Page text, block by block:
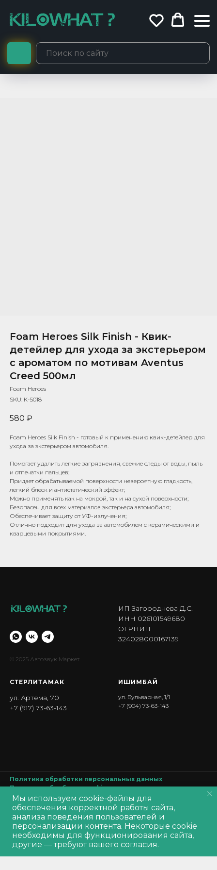
Foam Heroes Silk Finish - Квик-
детейлер для ухода за экстерьером
с ароматом по мотивам Aventus
Creed 500мл
Foam Heroes
SKU: К-5018
580 ₽
В корзину
Foam Heroes Silk Finish - готовый к применению квик-детейлер для
ухода за экстерьером автомобиля.
Помогает удалить легкие загрязнения, свежие следы от воды, пыль
и отпечатки пальцев;
Придает обрабатываемой поверхности невероятную гладкость,
легкий блеск и антистатический эффект;
Можно применять как на мокрой, так и на сухой поверхности;
Безопасен для всех материалов экстерьера автомобиля;
Обеспечивает защиту от УФ-излучения;
Отлично подходит для ухода за автомобилем с керамическими и
кварцевыми покрытиями.
© 2025 Автозвук Маркет
ИП Загороднева Д.С.
ИНН 026101549680
ОГРНИП
324028000167139
СТЕРЛИТАМАК
ул. Артема, 70
+7 (917) 73-63-143
ИШИМБА Й
ул. Бульварная, 1/1
+7 (904) 73-63-143
Политика обработки персональных данных
Политика обработкиcookie
Согласие на обработку персональных данных
Производитель оставляет за собой право изменять характеристики
товара, его внешний вид и комплектность без предварительного
уведомления продавца
Мы используем cookie-файлы для
обеспечения корректной работы сайта,
анализа поведения пользователей и
персонализации контента. Некоторые cookie
необходимы для функционирования сайта,
другие — требуют вашего согласия.